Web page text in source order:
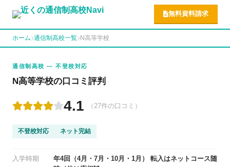
無料資料請求
ホーム 通信制高校一覧 N高等学校
通信制高校 — 不登校対応
N高等学校の口コミ評判
4.1 （27件の口コミ）
不登校対応 ネット完結
入学時期
年4回（4月・7月・10月・1月） 転入はネットコース随